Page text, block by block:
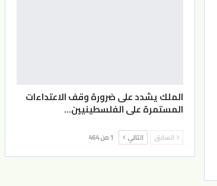
الملك يشدد على ضرورة وقف الاعتداءات
المستمرة على الفلسطينيين…
السابق التالي 1 من 464